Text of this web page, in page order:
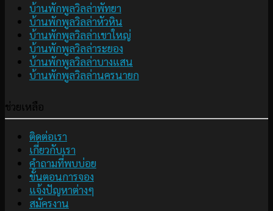
บ้านพักพูลวิลล่าพัทยา
บ้านพักพูลวิลล่าหัวหิน
บ้านพักพูลวิลล่าเขาใหญ่
บ้านพักพูลวิลล่าระยอง
บ้านพักพูลวิลล่าบางแสน
บ้านพักพูลวิลล่านครนายก
ช่วยเหลือ
ติดต่อเรา
เกี่ยวกับเรา
คำถามที่พบบ่อย
ขั้นตอนการจอง
แจ้งปัญหาต่างๆ
สมัครงาน